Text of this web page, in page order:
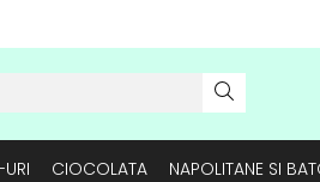
CIOCOLATA NAPOLITANE SI